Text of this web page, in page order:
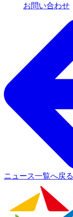
お問い合わせ
ニュース一覧へ戻る